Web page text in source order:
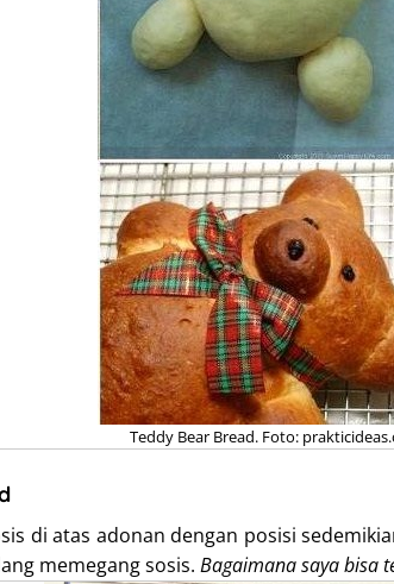
Teddy Bear Bread. Foto:
di atas adonan dengan posisi
memegang sosis. Bagaimana saya bisa